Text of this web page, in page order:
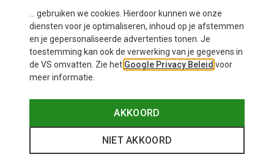
Salomon
€ 117,20
... gebruiken we cookies. Hierdoor kunnen we onze
diensten voor je optimaliseren, inhoud op je afstemmen
en je gepersonaliseerde advertenties tonen. Je
toestemming kan ook de verwerking van je gegevens in
de VS omvatten. Zie het Google Privacy Beleid voor
meer informatie.
AKKOORD
NIET AKKOORD